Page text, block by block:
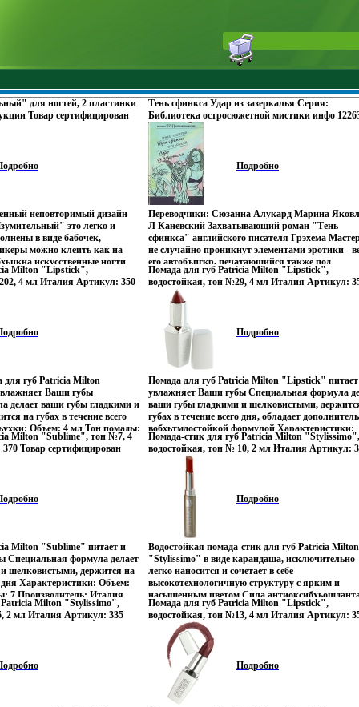
для ногтей, 2 пластинки
Товар сертифицирован
неповторимый дизайн
это легко и
в виде бабочек,
можно клеить как на
искусственные ногти
Стикеры используются в
ногтей как при маникюре,
набор входит: 2 пластинки
Размер упаковки: 15 см
США Артикул:
компания "Kiss" одна из
производстве как накладных
так и для
наращивания в домашних
"Kiss" широкий
самостоятельного
начинающими
за многие годы работы на
репутацию мирового
впкржи качественной
Milton "Lipstick",
4 мл Италия Артикул: 350
инфо 12359u.
для губ Patricia Milton
Ваши губы
делает ваши губы гладкими и
на губах в течение всего
Объем: 4 мл Тон помады:
Артикул: 350 Товар
Milton "Sublime", тон №7, 4
Товар сертифицирован
Milton "Sublime" питает и
Специальная формула делает
шелковистыми, держится на
дня Характеристики: Объем:
7 Производитель: Италия
Patricia Milton "Stylissimo",
2 мл Италия Артикул: 335
инфо 12363u.
Тень сфинкса Удар из зазеркалья Серия:
Библиотека остросюжетной мистики инфо
Подробно
Переводчики: Сюзанна Алукард Марина
Л Каневский Захватывающий роман "Тень
сфинкса" английского писателя Грэхема
не случайно проникнут элементами эротики -
его автобъпгкр, печатающийся также под
псевдонимами Томас Льюк и Энджел Смит,
и как создатель учебников по сексопатологии
американской писательницы Элен Макклой
жанре психологического детектива Роман "Удар
Зазевийверкалья", переведенный на многие
впервые открывает для нашего читателя
популярного во всем мире автора Перевод с
английского Авторы Грэхем Мастертон Graham
Masterton Эллен Макклой Helen MacCloy.
Помада для губ Patricia Milton "Lipstick",
водостойкая, тон №29, 4 мл Италия Артикул:
Товар сертифицирован инфо 12360u.
Подробно
Помада для губ Patricia Milton "Lipstick"
увлажняет Ваши губы Специальная формула
ваши губы гладкими и шелковистыми,
губах в течение всего дня, обладает
вобхьтмдостойкой формулой Характеристики:
Объем: 4 мл Тон помады: 29 Производитель:
Артикул: 350 Товар сертифицирован.
Помада-стик для губ Patricia Milton "Stylissimo",
водостойкая, тон № 10, 2 мл Италия Артикул:
Товар сертифицирован инфо 12362u.
Подробно
Водостойкая помада-стик для губ Patricia Milton
"Stylissimo" в виде карандаша, исключительно
легко наносится и сочетает в себе
высокотехнологичную структуру с ярким и
насыщенным цветом Сила
витамина Е и защита солнцезащитных UVB-
фильтров, делают эту форму настоящим
для губ Увлажняющие, мягкие, шелковистые и
блестящие губы на долгое время
Объем: 2 мл Тон помады: 10 Производитель:
Артикул: 335 Товар севебжзртифицирован.
Помада для губ Patricia Milton "Lipstick",
водостойкая, тон №13, 4 мл Италия Артикул:
Товар сертифицирован инфо 12364u.
Подробно